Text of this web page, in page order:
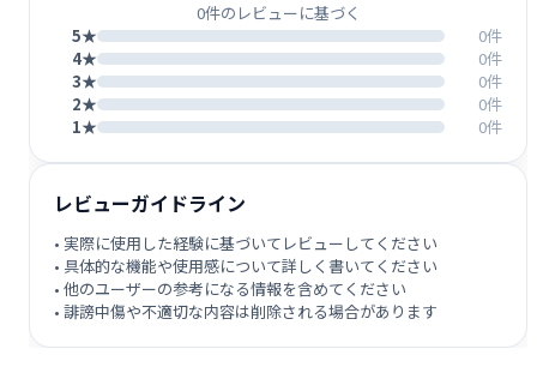
0件のレビューに基づく
5★
0件
4★
0件
3★
0件
2★
0件
1★
0件
レビューガイドライン
• 実際に使用した経験に基づいてレビューしてください
• 具体的な機能や使用感について詳しく書いてください
• 他のユーザーの参考になる情報を含めてください
• 誹謗中傷や不適切な内容は削除される場合があります